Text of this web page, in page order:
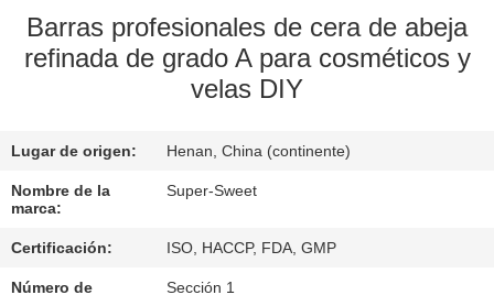
LA
FÁBRICA
DE
CALIDAD
Barras profesionales de cera de abeja
refinada de grado A para cosméticos y
velas DIY
Lugar de origen: Henan, China (continente)
Nombre de la
marca:
Super-Sweet
Certificación: ISO, HACCP, FDA, GMP
Número de
Sección 1